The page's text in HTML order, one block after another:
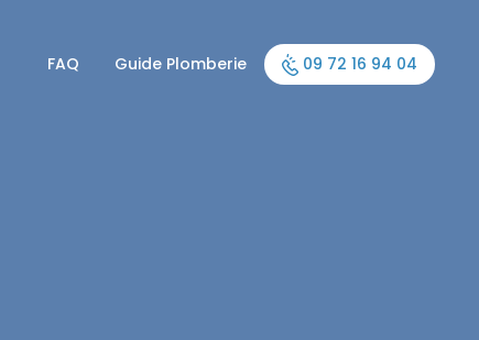
FAQ Guide Plomberie 09 72 16 94 04